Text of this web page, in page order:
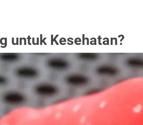
untuk Kesehatan?